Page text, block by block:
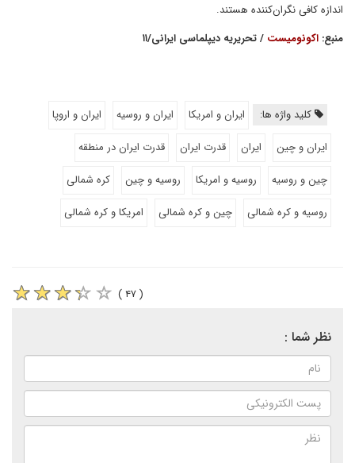
اندازه کافی نگران‌کننده هستند.
منبع: اکونومیست / تحریریه دیپلماسی ایرانی/۱۱
کلید واژه ها: ایران و امریکا ایران و روسیه
ایران و اروپا
ایران و چین
ایران قدرت ایران
قدرت ایران در منطقه
چین و روسیه
روسیه و امریکا روسیه و چین
کره شمالی
روسیه و کره شمالی
چین و کره شمالی امریکا و کره شمالی
( ۴۷ )
نظر شما :